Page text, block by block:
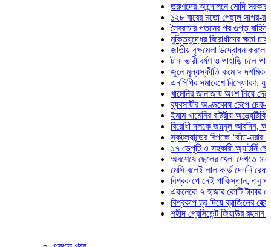
তরুণদের আন্দোলনে মোদি সরকার দুর্বল
১২৮ বারের মতো পেছাল সাগর-রুনি
স্বৈরাচার পতনের পর গুপ্ত বাহিনীর
মুক্তিযুদ্ধের বিরোধীদের ক্ষমা চাইতে
জাতীয় বৃক্ষমেলা উদ্বোধন করলেন
টানা ভারী বর্ষণ ও পাহাড়ি ঢলে পানিবন্দি
জুনে মূল্যস্ফীতি কমে ৯ দশমিক ১৬
এনসিপির সমাবেশে বিস্ফোরণ, যুবলীগের
খামেনির জানাজায় অংশ নিয়ে দেশে
ব্যবসায়ীর অণ্ডকোষ চেপে চেক-
ইমাম খামেনির রাষ্ট্রীয়
বিরোধী দলকে জয়নুল আবদিন, আপনারা
স্কটল্যান্ডের বিপক্ষে ‘বাঁচা-মরার
১৭ ডেপুটি ও সহকারী অ্যাটর্নি
অবশেষে ছেলের খেলা দেখতে মাঠে
মেসি বলেই লাল কার্ড দেননি রেফারি!
বিশ্বকাপে নেই পাকিস্তান, তবু প্রতিটি
একনেকে ৭ হাজার কোটি টাকার ৫
বিশ্বকাপ ড্র দিয়ে ব্রাজিলের হেক্সা
শহীদ প্রেসিডেন্ট জিয়াউর রহমান